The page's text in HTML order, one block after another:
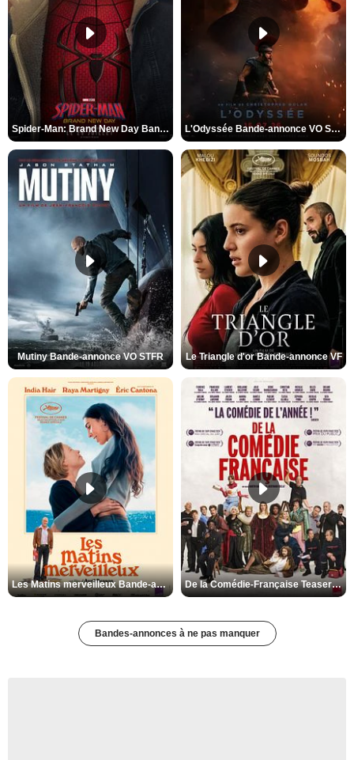
Spider-Man: Brand New Day Bande-annonce VO STFR L'Odyssée Bande-annonce VO STFR
Mutiny Bande-annonce VO STFR Le Triangle d'or Bande-annonce VF
Les Matins merveilleux Bande-annonce VF De la Comédie-Française Teaser VF
Bandes-annonces à ne pas manquer